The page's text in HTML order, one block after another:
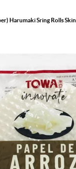
Harumaki Sring Rolls